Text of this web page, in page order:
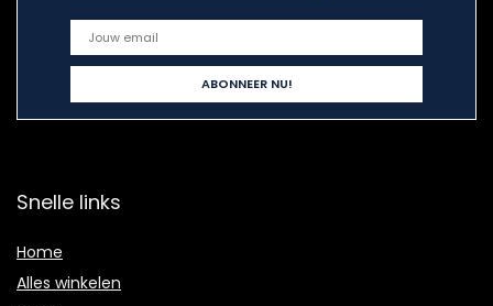
Snelle links
Home
Alles winkelen